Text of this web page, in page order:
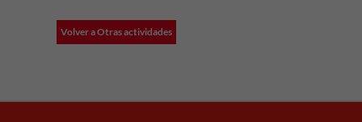
Volver a Otras actividades